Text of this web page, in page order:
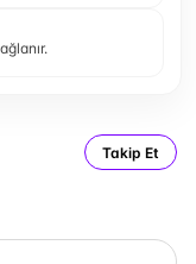
Takip Et